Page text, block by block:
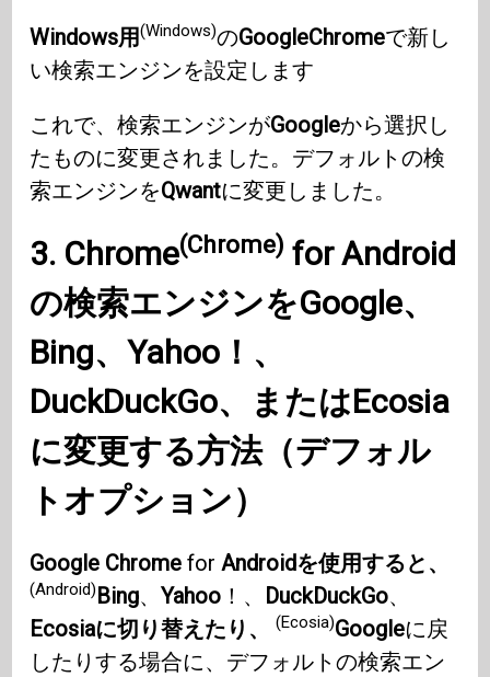
Windows用(Windows)のGoogleChromeで新し
い検索エンジンを設定します
これで、検索エンジンがGoogleから選択し
たものに変更されました。デフォルトの検
索エンジンをQwantに変更しました。
3. Chrome(Chrome) forAndroid
の検索エンジンをGoogle、
Bing、Yahoo ！、
DuckDuckGo、またはEcosia
に変更する方法（デフォル
トオプション）
Google Chrome for Androidを使用すると、
(Android)Bing、Yahoo ！、 DuckDuckGo、
Ecosiaに切り替えたり、(Ecosia)Googleに戻
したりする場合に、デフォルトの検索エン